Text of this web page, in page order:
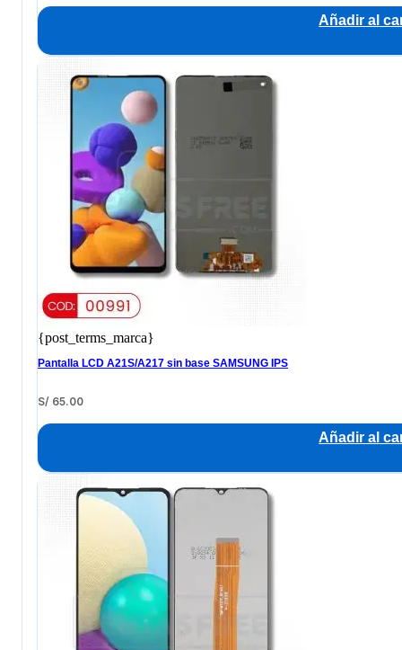
Añadir al
{post_terms_marca}
Pantalla LCD A21S/A217 sin base SAMSUNG IPS
S/ 65.00
Añadir al